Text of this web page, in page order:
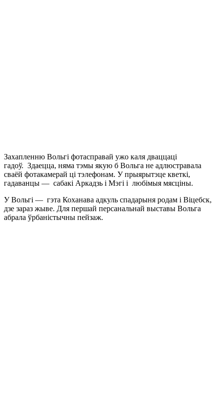
Захапленню Вольгі фотасправай ужо каля дваццаці
гадоў. Здаецца, няма тэмы якую б Вольга не адлюстравала
сваёй фотакамерай ці тэлефонам. У прыярытэце кветкі,
гадаванцы — сабакі Аркадзь і Мэгі і любімыя мясціны.
У Вольгі — гэта Коханава адкуль спадарыня родам і Віцебск,
дзе зараз жыве. Для першай персанальнай выставы Вольга
абрала ўрбаністычны пейзаж.